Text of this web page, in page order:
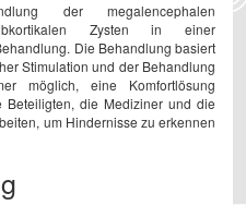
der megalencephalen
Zysten in einer
Die Behandlung basiert
Stimulation und der Behandlung
möglich, eine Komfortlösung
die Mediziner und die
um Hindernisse zu erkennen